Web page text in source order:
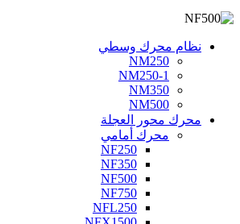
نظام محرك وسطي
NM250
NM250-1
NM350
NM500
محرك محور العجلة
محرك أمامي
NF250
NF350
NF500
NF750
NFL250